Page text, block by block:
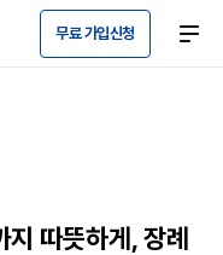
무료 가입신청
지 따뜻하게, 장례